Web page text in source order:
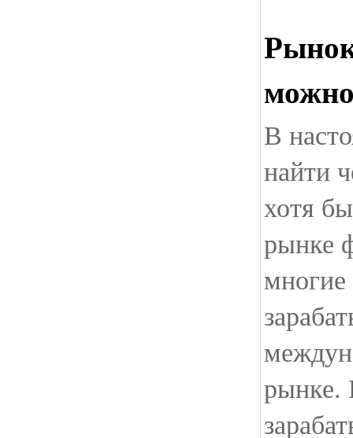
В
найти
хотя
рынке
рынке.